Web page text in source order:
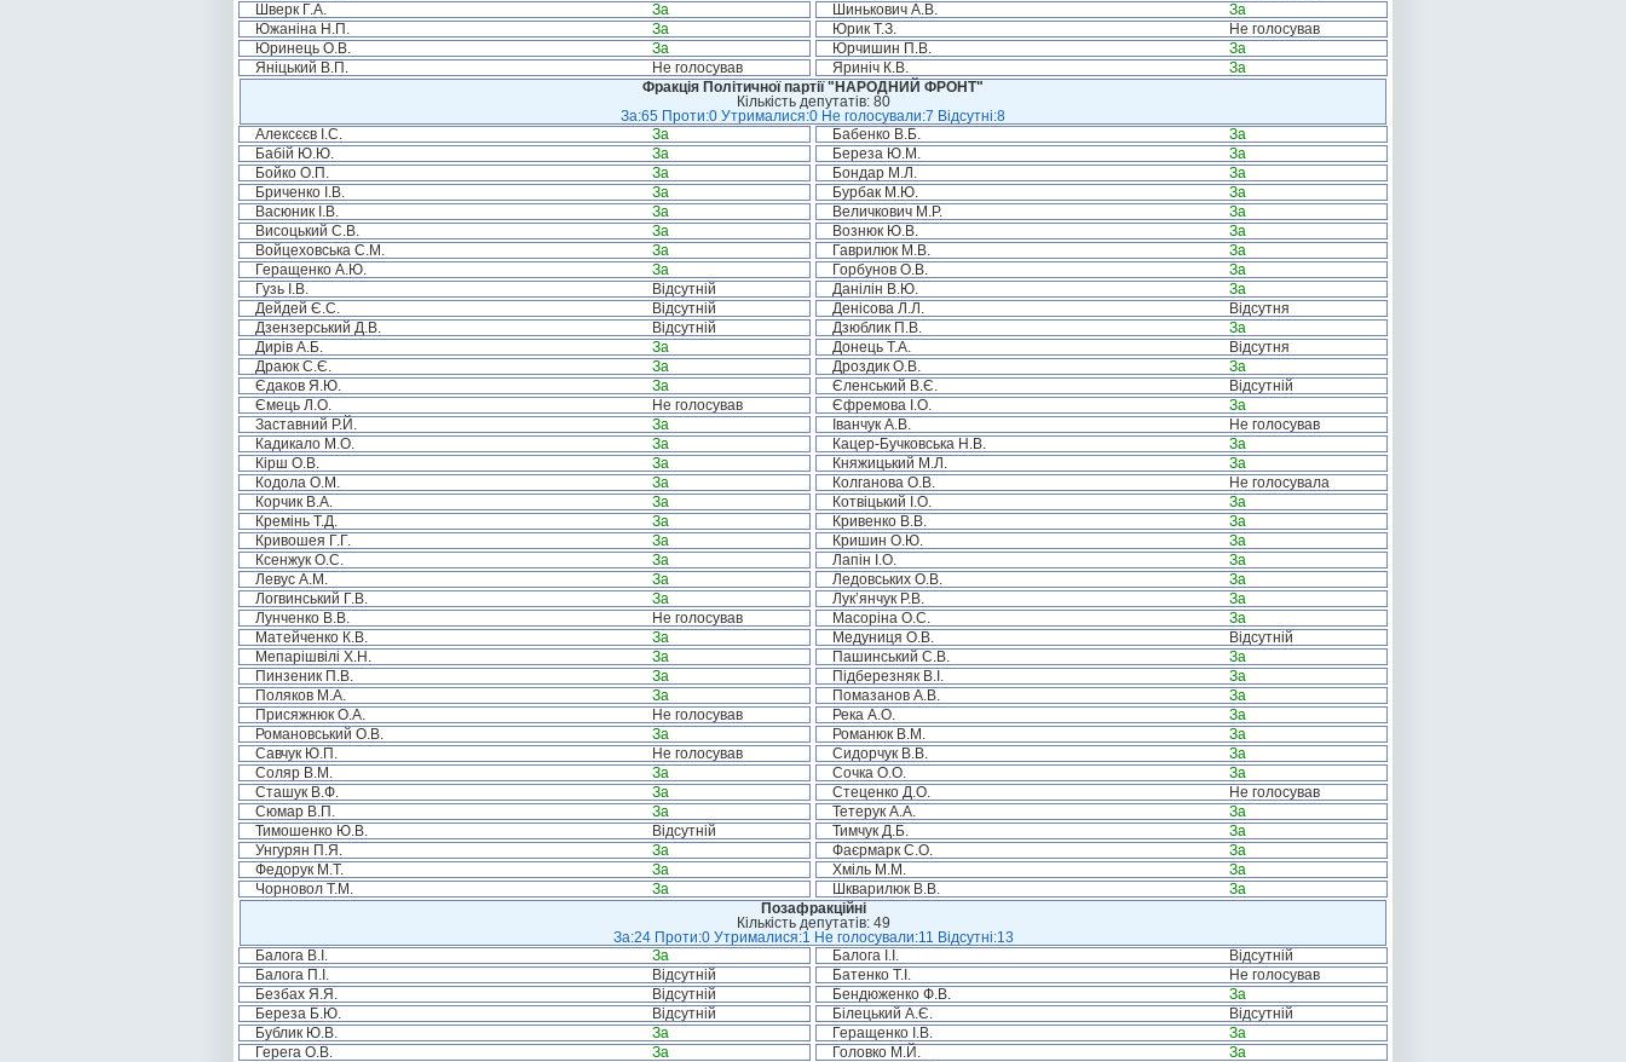
Шверк Г.А.
За Шинькович А.В.
За
Южаніна Н.П.
За Юрик Т.З.
Не голосував
Юринець О.В.
За Юрчишин П.В.
За
Яніцький В.П.
Не голосував Яриніч К.В.
За
Фракція Політичної партії "НАРОДНИЙ ФРОНТ"
Кількість депутатів: 80
За:65 Проти:0 Утрималися:0 Не голосували:7 Відсутні:8
Алексєєв І.С.
За Бабенко В.Б.
За
Бабій Ю.Ю.
За Береза Ю.М.
За
Бойко О.П.
За Бондар М.Л.
За
Бриченко І.В.
За Бурбак М.Ю.
За
Васюник І.В.
За Величкович М.Р.
За
Висоцький С.В.
За Вознюк Ю.В.
За
Войцеховська С.М.
За Гаврилюк М.В.
За
Геращенко А.Ю.
За Горбунов О.В.
За
Гузь І.В.
Відсутній Данілін В.Ю.
За
Дейдей Є.С.
Відсутній Денісова Л.Л.
Відсутня
Дзензерський Д.В.
Відсутній Дзюблик П.В.
За
Дирів А.Б.
За Донець Т.А.
Відсутня
Драюк С.Є.
За Дроздик О.В.
За
Єдаков Я.Ю.
За Єленський В.Є.
Відсутній
Ємець Л.О.
Не голосував Єфремова І.О.
За
Заставний Р.Й.
За Іванчук А.В.
Не голосував
Кадикало М.О.
За Кацер-Бучковська Н.В.
За
Кірш О.В.
За Княжицький М.Л.
За
Кодола О.М.
За Колганова О.В.
Не голосувала
Корчик В.А.
За Котвіцький І.О.
За
Кремінь Т.Д.
За Кривенко В.В.
За
Кривошея Г.Г.
За Кришин О.Ю.
За
Ксенжук О.С.
За Лапін І.О.
За
Левус А.М.
За Ледовських О.В.
За
Логвинський Г.В.
За Лук’янчук Р.В.
За
Лунченко В.В.
Не голосував Масоріна О.С.
За
Матейченко К.В.
За Медуниця О.В.
Відсутній
Мепарішвілі Х.Н.
За Пашинський С.В.
За
Пинзеник П.В.
За Підберезняк В.І.
За
Поляков М.А.
За Помазанов А.В.
За
Присяжнюк О.А.
Не голосував Река А.О.
За
Романовський О.В.
За Романюк В.М.
За
Савчук Ю.П.
Не голосував Сидорчук В.В.
За
Соляр В.М.
За Сочка О.О.
За
Сташук В.Ф.
За Стеценко Д.О.
Не голосував
Сюмар В.П.
За Тетерук А.А.
За
Тимошенко Ю.В.
Відсутній Тимчук Д.Б.
За
Унгурян П.Я.
За Фаєрмарк С.О.
За
Федорук М.Т.
За Хміль М.М.
За
Чорновол Т.М.
За Шкварилюк В.В.
За
Позафракційні
Кількість депутатів: 49
За:24 Проти:0 Утрималися:1 Не голосували:11 Відсутні:13
Балога В.І.
За Балога І.І.
Відсутній
Балога П.І.
Відсутній Батенко Т.І.
Не голосував
Безбах Я.Я.
Відсутній Бендюженко Ф.В.
За
Береза Б.Ю.
Відсутній Білецький А.Є.
Відсутній
Бублик Ю.В.
За Геращенко І.В.
За
Герега О.В.
За Головко М.Й.
За